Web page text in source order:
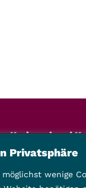
Privatsphäre
wenige
Kreisverband
21, 34117
linke-